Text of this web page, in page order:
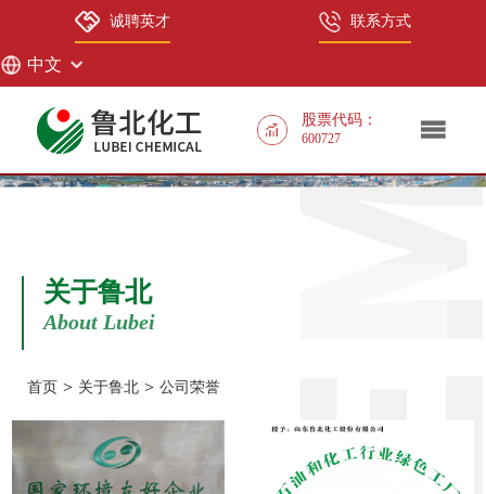
诚聘英才 联系方式
中文
中文
EN
股票代码：
600727
关于鲁北
About Lubei
首页 > 关于鲁北 > 公司荣誉